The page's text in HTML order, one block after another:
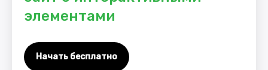
элементами
Начать бесплатно